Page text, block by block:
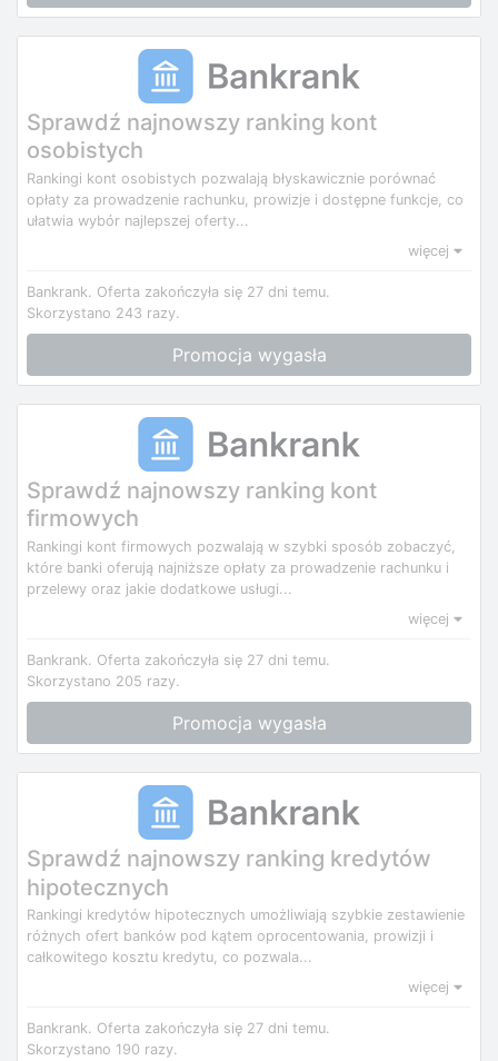
Sprawdź najnowszy ranking kont
osobistych
Rankingi kont osobistych pozwalają błyskawicznie porównać
opłaty za prowadzenie rachunku, prowizje i dostępne funkcje, co
ułatwia wybór najlepszej oferty...
więcej
Bankrank. Oferta zakończyła się 27 dni temu.
Skorzystano 243 razy.
Promocja wygasła
Sprawdź najnowszy ranking kont
firmowych
Rankingi kont firmowych pozwalają w szybki sposób zobaczyć,
które banki oferują najniższe opłaty za prowadzenie rachunku i
przelewy oraz jakie dodatkowe usługi...
więcej
Bankrank. Oferta zakończyła się 27 dni temu.
Skorzystano 205 razy.
Promocja wygasła
Sprawdź najnowszy ranking kredytów
hipotecznych
Rankingi kredytów hipotecznych umożliwiają szybkie zestawienie
różnych ofert banków pod kątem oprocentowania, prowizji i
całkowitego kosztu kredytu, co pozwala...
więcej
Bankrank. Oferta zakończyła się 27 dni temu.
Skorzystano 190 razy.